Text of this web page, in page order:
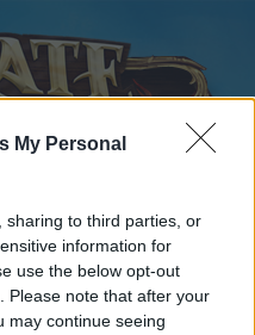
My Personal
sharing to third parties, or
information for
use the below opt-out
Please note that after your
may continue seeing